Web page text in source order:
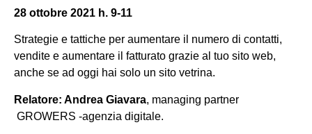
28 ottobre 2021 h. 9-11
Strategie e tattiche per aumentare il numero di contatti,
vendite e aumentare il fatturato grazie al tuo sito web,
anche se ad oggi hai solo un sito vetrina.
Relatore: Andrea Giavara, managing partner
GROWERS -agenzia digitale.